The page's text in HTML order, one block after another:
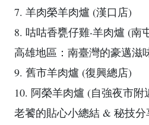
7. 羊肉榮羊肉爐 (漢口店)
8. 咕咕香甕仔雞‧羊肉爐 (南
高雄地區：南臺灣的豪邁滋
9. 舊市羊肉爐 (復興總店)
10. 阿榮羊肉爐 (自強夜市附
老饕的貼心小總結 & 秘技分